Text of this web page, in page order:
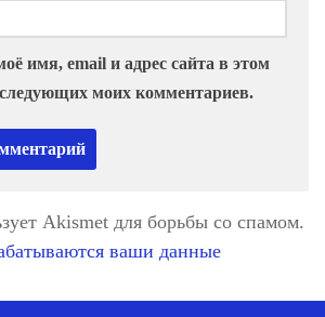
имя, email и адрес сайта в этом
моих комментариев.
Akismet для борьбы со спамом.
ваши данные